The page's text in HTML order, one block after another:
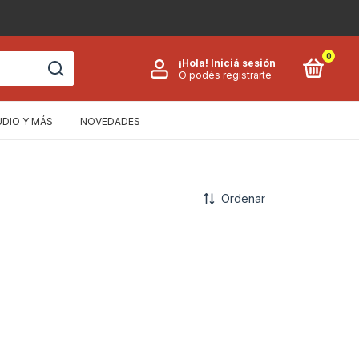
¡Hola! Iniciá sesión
O podés registrarte
0
Y MÁS NOVEDADES
Ordenar